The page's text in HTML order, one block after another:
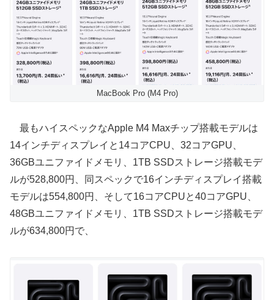
MacBook Pro (M4 Pro)
最もハイスペックなApple M4 Maxチップ搭載モデルは
14インチディスプレイと14コアCPU、32コアGPU、
36GBユニファイドメモリ、1TB SSDストレージ搭載モデ
ルが528,800円、同スペックで16インチディスプレイ搭載
モデルは554,800円、そして16コアCPUと40コアGPU、
48GBユニファイドメモリ、1TB SSDストレージ搭載モデ
ルが634,800円で、